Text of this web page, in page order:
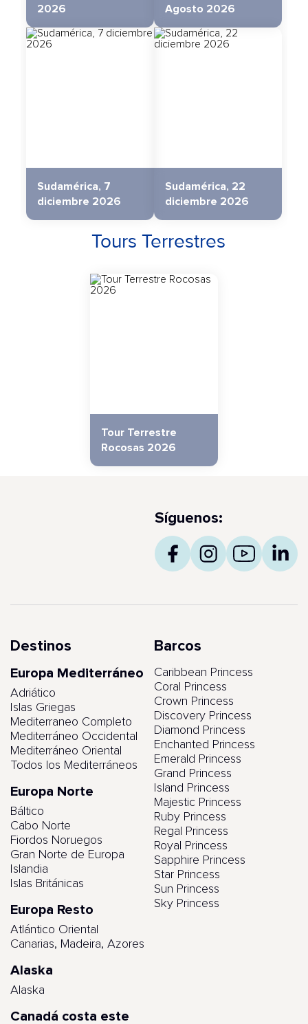
2026
Agosto 2026
Sudamérica, 7
diciembre 2026
Sudamérica, 22
diciembre 2026
Tours Terrestres
Tour Terrestre
Rocosas 2026
Síguenos:
Destinos
Europa Mediterráneo
Adriático
Islas Griegas
Mediterraneo Completo
Mediterráneo Occidental
Mediterráneo Oriental
Todos los Mediterráneos
Europa Norte
Báltico
Cabo Norte
Fiordos Noruegos
Gran Norte de Europa
Islandia
Islas Británicas
Europa Resto
Atlántico Oriental
Canarias, Madeira, Azores
Alaska
Alaska
Canadá costa este
Barcos
Caribbean Princess
Coral Princess
Crown Princess
Discovery Princess
Diamond Princess
Enchanted Princess
Emerald Princess
Grand Princess
Island Princess
Majestic Princess
Ruby Princess
Regal Princess
Royal Princess
Sapphire Princess
Star Princess
Sun Princess
Sky Princess